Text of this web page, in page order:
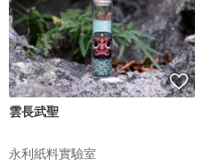
雲長武聖
永利紙料實驗室